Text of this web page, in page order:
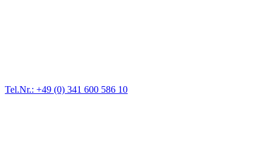
Tel.Nr.: +49 (0) 341 600 586 10